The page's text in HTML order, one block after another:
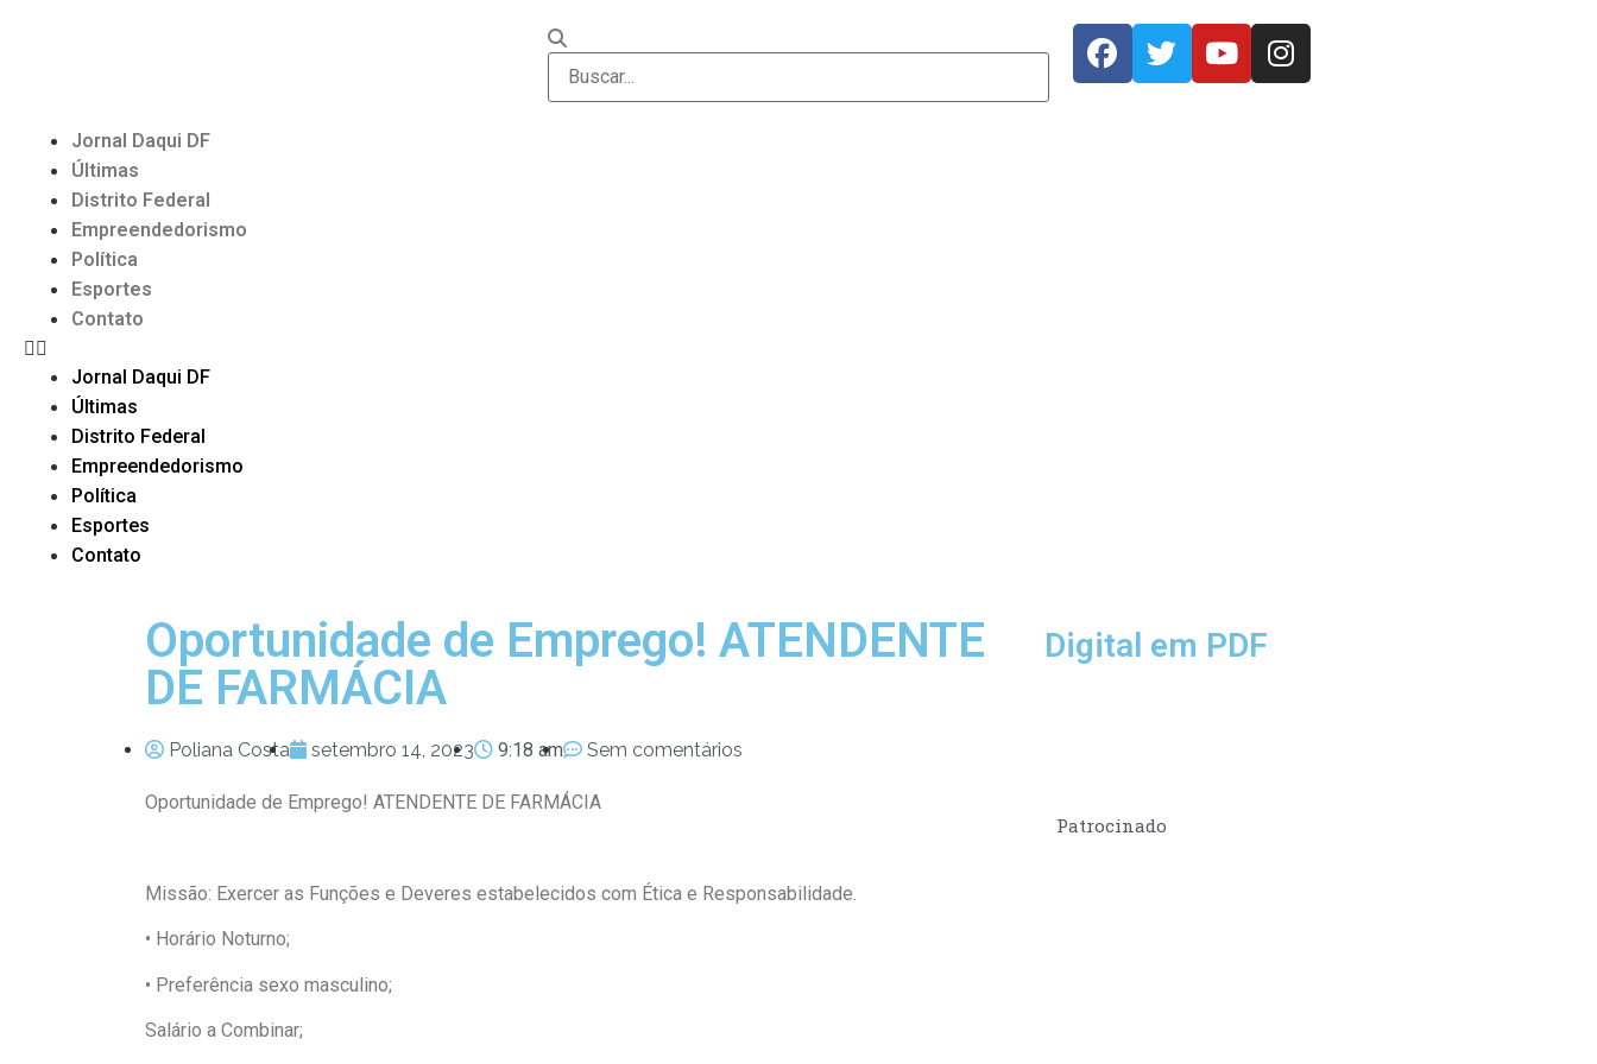
Jornal Daqui DF
Últimas
Distrito Federal
Empreendedorismo
Política
Esportes
Contato
Jornal Daqui DF
Últimas
Distrito Federal
Empreendedorismo
Política
Esportes
Contato
Oportunidade de Emprego! ATENDENTE
DE FARMÁCIA
Poliana Costa setembro 14, 2023 9:18 am Sem comentários
Oportunidade de Emprego! ATENDENTE DE FARMÁCIA
Missão: Exercer as Funções e Deveres estabelecidos com Ética e Responsabilidade.
• Horário Noturno;
• Preferência sexo masculino;
Salário a Combinar;
Digital em PDF
Patrocinado